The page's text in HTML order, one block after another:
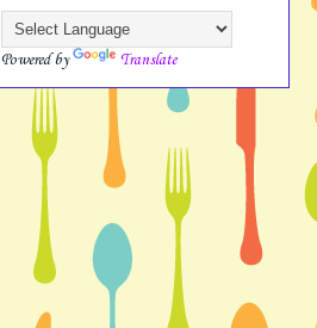
Powered by Translate